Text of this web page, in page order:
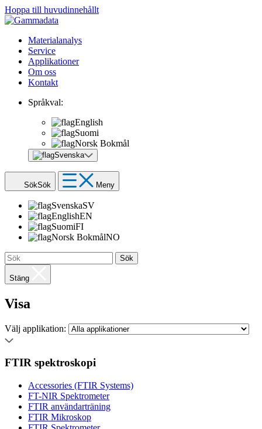
Hoppa till huvudinnehållt
Materialanalys
Service
Applikationer
Om oss
Kontakt
Språkval:
English
Suomi
Norsk Bokmål
Svenska
SökSök Meny
SvenskaSV
EnglishEN
SuomiFI
Norsk BokmålNO
Sök
Stäng
Visa
Välj applikation:
FTIR spektroskopi
Accessories (FTIR Systems)
FT-NIR Spektrometer
FTIR användarträning
FTIR Mikroskop